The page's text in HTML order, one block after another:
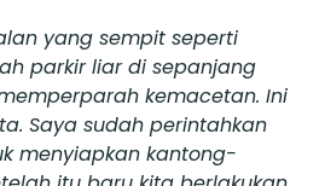
yang sempit seperti
parkir liar di sepanjang
kemacetan. Ini
Saya sudah perintahkan
menyiapkan kantong-